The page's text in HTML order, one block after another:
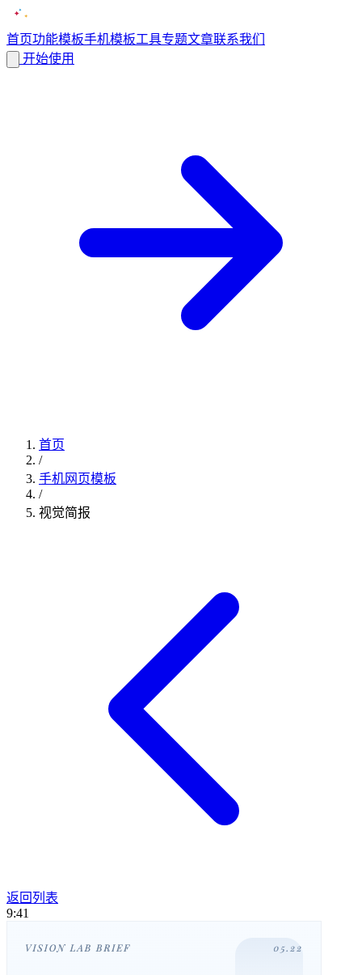
首页功能模板手机模板工具专题文章联系我们
开始使用
首页
/
手机网页模板
/
视觉简报
返回列表
9:41